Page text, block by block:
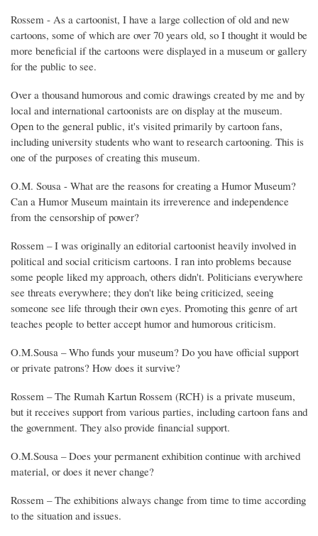
Rossem - As a cartoonist, I have a large collection of old and new
cartoons, some of which are over 70 years old, so I thought it would be
more beneficial if the cartoons were displayed in a museum or gallery
for the public to see.
Over a thousand humorous and comic drawings created by me and by
local and international cartoonists are on display at the museum.
Open to the general public, it's visited primarily by cartoon fans,
including university students who want to research cartooning. This is
one of the purposes of creating this museum.
O.M. Sousa - What are the reasons for creating a Humor Museum?
Can a Humor Museum maintain its irreverence and independence
from the censorship of power?
Rossem – I was originally an editorial cartoonist heavily involved in
political and social criticism cartoons. I ran into problems because
some people liked my approach, others didn't. Politicians everywhere
see threats everywhere; they don't like being criticized, seeing
someone see life through their own eyes. Promoting this genre of art
teaches people to better accept humor and humorous criticism.
O.M.Sousa – Who funds your museum? Do you have official support
or private patrons? How does it survive?
Rossem – The Rumah Kartun Rossem (RCH) is a private museum,
but it receives support from various parties, including cartoon fans and
the government. They also provide financial support.
O.M.Sousa – Does your permanent exhibition continue with archived
material, or does it never change?
Rossem – The exhibitions always change from time to time according
to the situation and issues.